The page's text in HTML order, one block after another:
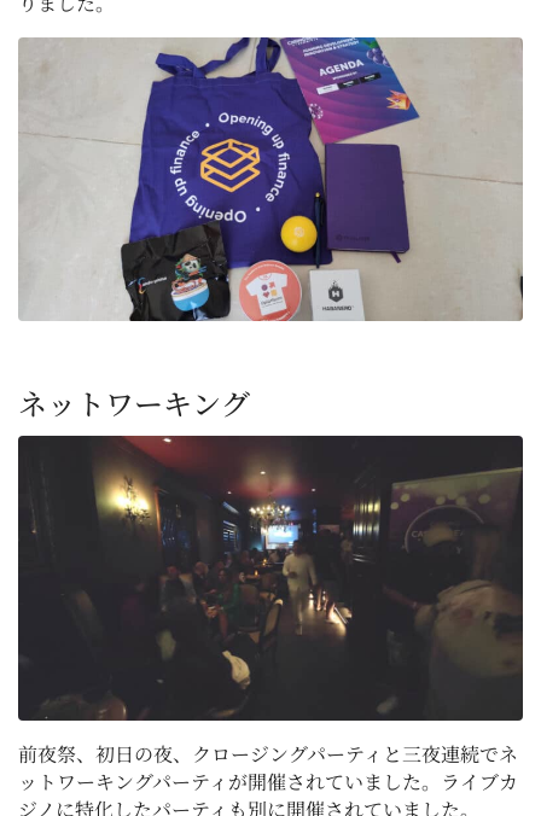
ネットワーキング
前夜祭、初日の夜、クロージングパーティと三夜連続でネ
ットワーキングパーティが開催されていました。ライブカ
ジノに特化したパーティも別に開催されていました。